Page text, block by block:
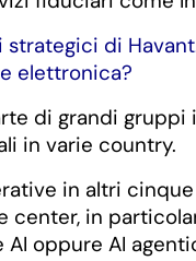
di
elettronica?
di grandi
in varie country.
in altri
in
oppure AI